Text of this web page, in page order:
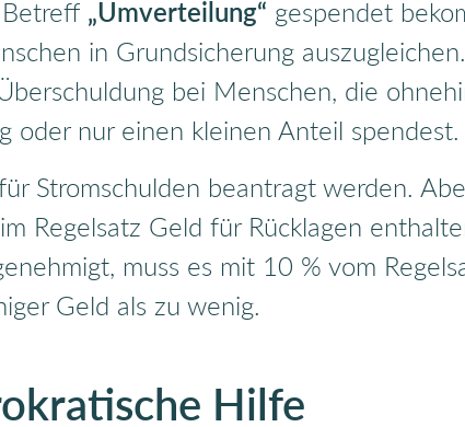
„Umverteilung“ gespendet
in Grundsicherung
bei Menschen, die
oder nur einen kleinen Anteil spendest.
Stromschulden beantragt werden.
Regelsatz Geld für Rücklagen
muss es mit 10 % vom
Geld als zu wenig.
Hilfe